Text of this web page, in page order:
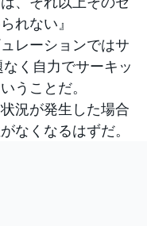
れない』
レーションではサ
く自力でサーキッ
うことだ。
況が発生した場合
なくなるはずだ。